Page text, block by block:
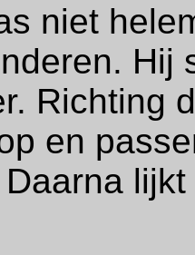
niet
Hij
Richting
en